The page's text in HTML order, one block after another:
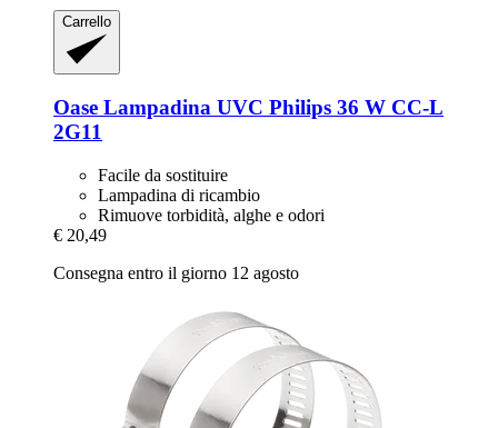
Carrello
Oase Lampadina UVC Philips 36 W CC-​L
2G11
Facile da sostituire
Lampadina di ricambio
Rimuove torbidità, alghe e odori
€ 20,49
Consegna entro il giorno 12 agosto